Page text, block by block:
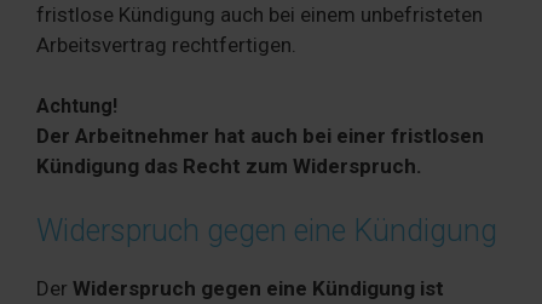
fristlose Kündigung auch bei einem unbefristeten
Arbeitsvertrag rechtfertigen.
Achtung!
Der Arbeitnehmer hat auch bei einer fristlosen
Kündigung das Recht zum Widerspruch.
Widerspruch gegen eine Kündigung
Der Widerspruch gegen eine Kündigung ist